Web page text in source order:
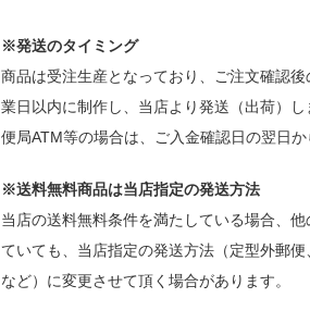
※発送のタイミング
商品は受注生産となっており、ご注文確認
業日以内に制作し、当店より発送（出荷）
便局ATM等の場合は、ご入金確認日の翌日か
※送料無料商品は当店指定の発送方法
当店の送料無料条件を満たしている場合、
ていても、当店指定の発送方法（定型外郵
など）に変更させて頂く場合があります。